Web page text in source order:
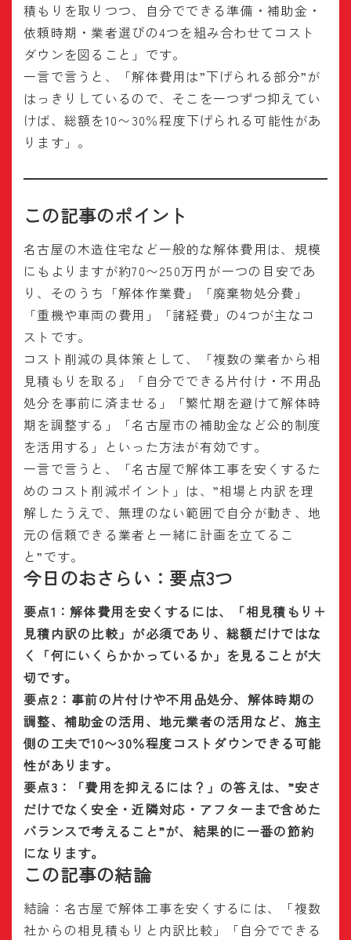
積もりを取りつつ、自分でできる準備・補助金・
依頼時期・業者選びの4つを組み合わせてコスト
ダウンを図ること」です。
一言で言うと、「解体費用は”下げられる部分”が
はっきりしているので、そこを一つずつ抑えてい
けば、総額を10〜30％程度下げられる可能性があ
ります」。
この記事のポイント
名古屋の木造住宅など一般的な解体費用は、規模
にもよりますが約70〜250万円が一つの目安であ
り、そのうち「解体作業費」「廃棄物処分費」
「重機や車両の費用」「諸経費」の4つが主なコ
ストです。
コスト削減の具体策として、「複数の業者から相
見積もりを取る」「自分でできる片付け・不用品
処分を事前に済ませる」「繁忙期を避けて解体時
期を調整する」「名古屋市の補助金など公的制度
を活用する」といった方法が有効です。
一言で言うと、「名古屋で解体工事を安くするた
めのコスト削減ポイント」は、”相場と内訳を理
解したうえで、無理のない範囲で自分が動き、地
元の信頼できる業者と一緒に計画を立てるこ
と”です。
今日のおさらい：要点3つ
要点1：解体費用を安くするには、「相見積もり＋
見積内訳の比較」が必須であり、総額だけではな
く「何にいくらかかっているか」を見ることが大
切です。
要点2：事前の片付けや不用品処分、解体時期の
調整、補助金の活用、地元業者の活用など、施主
側の工夫で10〜30％程度コストダウンできる可能
性があります。
要点3：「費用を抑えるには？」の答えは、”安さ
だけでなく安全・近隣対応・アフターまで含めた
バランスで考えること”が、結果的に一番の節約
になります。
この記事の結論
結論：名古屋で解体工事を安くするには、「複数
社からの相見積もりと内訳比較」「自分でできる